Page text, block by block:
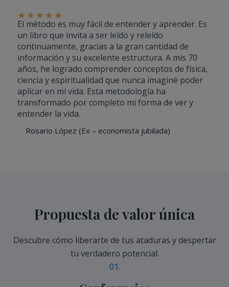
★ ★ ★ ★ ★
El método es muy fácil de entender y aprender. Es
un libro que invita a ser leído y releído
continuamente, gracias a la gran cantidad de
información y su excelente estructura. A mis 70
años, he logrado comprender conceptos de física,
ciencia y espiritualidad que nunca imaginé poder
aplicar en mi vida. Esta metodología ha
transformado por completo mi forma de ver y
entender la vida.
Rosario López (Ex – economista jubilada)
Propuesta de valor única
Descubre cómo liberarte de tus ataduras y despertar
tu verdadero potencial.
01.